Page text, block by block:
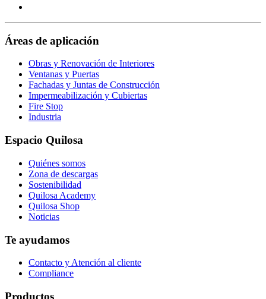
page
https://www.facebook.com/QuilosaSelenaIberia/
page
Áreas de aplicación
Obras y Renovación de Interiores
Ventanas y Puertas
Fachadas y Juntas de Construcción
Impermeabilización y Cubiertas
Fire Stop
Industria
Espacio Quilosa
Quiénes somos
Zona de descargas
Sostenibilidad
Quilosa Academy
Quilosa Shop
Noticias
Te ayudamos
Contacto y Atención al cliente
Compliance
Productos